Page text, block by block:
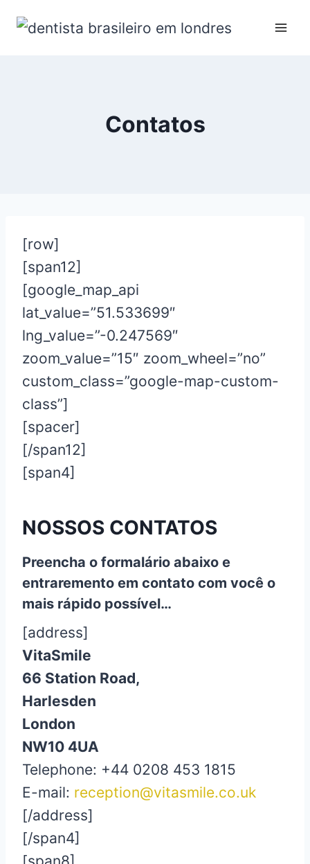
Contatos
[row]
[span12]
[google_map_api
lat_value=”51.533699″
lng_value=”-0.247569″
zoom_value=”15″ zoom_wheel=”no”
custom_class=”google-map-custom-
class”]
[spacer]
[/span12]
[span4]
NOSSOS CONTATOS
Preencha o formalário abaixo e
entraremento em contato com você o
mais rápido possível…
[address]
VitaSmile
66 Station Road,
Harlesden
London
NW10 4UA
Telephone: +44 0208 453 1815
E-mail: reception@vitasmile.co.uk
[/address]
[/span4]